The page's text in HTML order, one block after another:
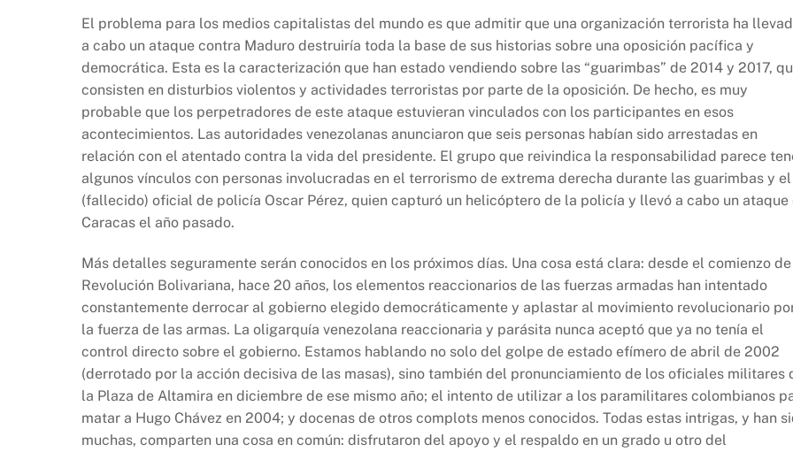
El problema para los medios capitalistas del mundo es que admitir que una organización terrorista ha
a cabo un ataque contra Maduro destruiría toda la base de sus historias sobre una oposición pacífica y
democrática. Esta es la caracterización que han estado vendiendo sobre las “guarimbas” de 2014 y 2017,
consisten en disturbios violentos y actividades terroristas por parte de la oposición. De hecho, es muy
probable que los perpetradores de este ataque estuvieran vinculados con los participantes en esos
acontecimientos. Las autoridades venezolanas anunciaron que seis personas habían sido arrestadas en
relación con el atentado contra la vida del presidente. El grupo que reivindica la responsabilidad parece
algunos vínculos con personas involucradas en el terrorismo de extrema derecha durante las guarimbas y el
(fallecido) oficial de policía Oscar Pérez, quien capturó un helicóptero de la policía y llevó a cabo un ataque
Caracas el año pasado.
Más detalles seguramente serán conocidos en los próximos días. Una cosa está clara: desde el comienzo
Revolución Bolivariana, hace 20 años, los elementos reaccionarios de las fuerzas armadas han intentado
constantemente derrocar al gobierno elegido democráticamente y aplastar al movimiento revolucionario
la fuerza de las armas. La oligarquía venezolana reaccionaria y parásita nunca aceptó que ya no tenía el
control directo sobre el gobierno. Estamos hablando no solo del golpe de estado efímero de abril de 2002
(derrotado por la acción decisiva de las masas), sino también del pronunciamiento de los oficiales militares
la Plaza de Altamira en diciembre de ese mismo año; el intento de utilizar a los paramilitares colombianos
matar a Hugo Chávez en 2004; y docenas de otros complots menos conocidos. Todas estas intrigas, y han
muchas, comparten una cosa en común: disfrutaron del apoyo y el respaldo en un grado u otro del